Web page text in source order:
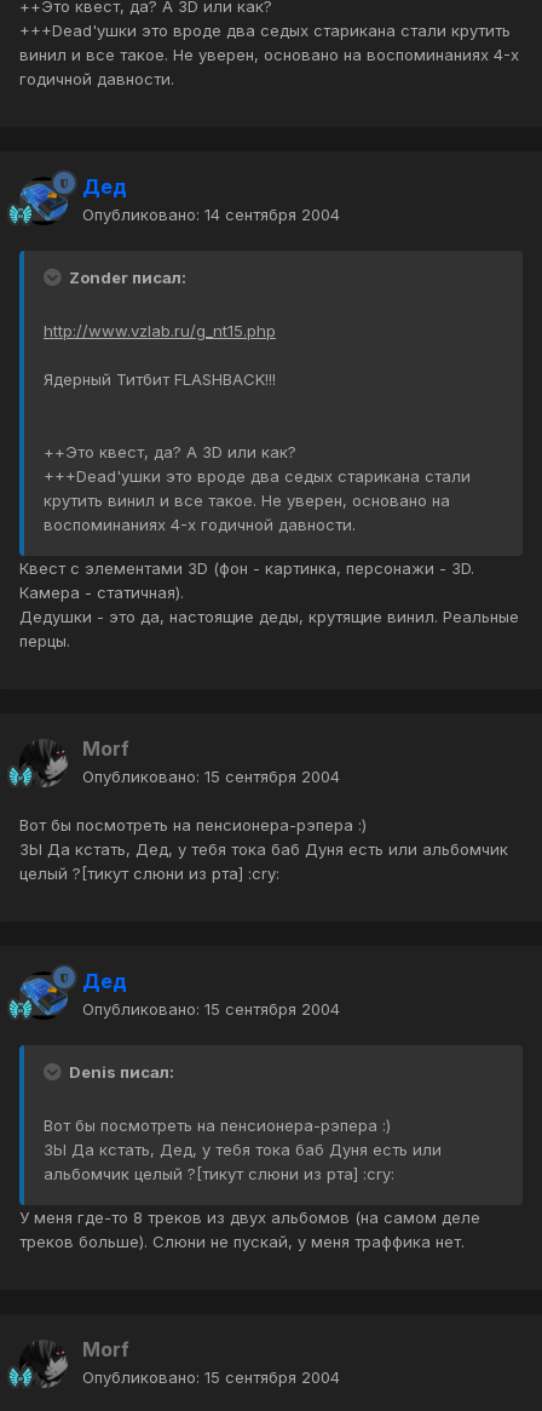
++Это квест, да? А 3D или как?
+++Dead'ушки это вроде два седых старикана стали крутить
винил и все такое. Не уверен, основано на воспоминаниях 4-х
годичной давности.
Дед
Опубликовано: 14 сентября 2004
Zonder писал:
http://www.vzlab.ru/g_nt15.php
Ядерный Титбит FLASHBACK!!!
++Это квест, да? А 3D или как?
+++Dead'ушки это вроде два седых старикана стали
крутить винил и все такое. Не уверен, основано на
воспоминаниях 4-х годичной давности.
Квест с элементами 3D (фон - картинка, персонажи - 3D.
Камера - статичная).
Дедушки - это да, настоящие деды, крутящие винил. Реальные
перцы.
Morf
Опубликовано: 15 сентября 2004
Вот бы посмотреть на пенсионера-рэпера :)
ЗЫ Да кстать, Дед, у тебя тока баб Дуня есть или альбомчик
целый ?[тикут слюни из рта] :cry:
Дед
Опубликовано: 15 сентября 2004
Denis писал:
Вот бы посмотреть на пенсионера-рэпера :)
ЗЫ Да кстать, Дед, у тебя тока баб Дуня есть или
альбомчик целый ?[тикут слюни из рта] :cry:
У меня где-то 8 треков из двух альбомов (на самом деле
треков больше). Слюни не пускай, у меня траффика нет.
Morf
Опубликовано: 15 сентября 2004